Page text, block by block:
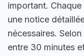
important.
une notice
nécessaires.
entre 30 minutes